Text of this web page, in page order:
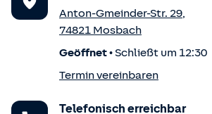
Anton-Gmeinder-Str. 29,
74821 Mosbach
Geöffnet•Schließt um 12:30
Termin vereinbaren
Telefonisch erreichbar